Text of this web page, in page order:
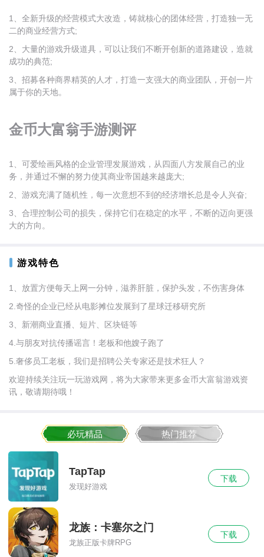
1、全新升级的经营模式大改造，铸就核心的团体经营，打造独一无
二的商业经营方式;
2、大量的游戏升级道具，可以让我们不断开创新的道路建设，造就
成功的典范;
3、招募各种商界精英的人才，打造一支强大的商业团队，开创一片
属于你的天地。
金币大富翁手游测评
1、可爱绘画风格的企业管理发展游戏，从四面八方发展自己的业
务，并通过不懈的努力使其商业帝国越来越庞大;
2、游戏充满了随机性，每一次意想不到的经济增长总是令人兴奋;
3、合理控制公司的损失，保持它们在稳定的水平，不断的迈向更强
大的方向。
游戏特色
1、放置方便每天上网一分钟，滋养肝脏，保护头发，不伤害身体
2.奇怪的企业已经从电影摊位发展到了星球迁移研究所
3、新潮商业直播、短片、区块链等
4.与朋友对抗传播谣言！老板和他嫂子跑了
5.奢侈员工老板，我们是招聘公关专家还是技术狂人？
欢迎持续关注玩一玩游戏网，将为大家带来更多金币大富翁游戏资
讯，敬请期待哦！
必玩精品 热门推荐
TapTap
发现好游戏
下载
龙族：卡塞尔之门
龙族正版卡牌RPG
下载